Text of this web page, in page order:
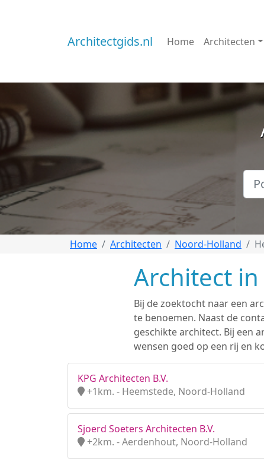
Architectgids.nl Home Architecten
Home Architecten Noord-Holland
Architect
Bij de zoektocht naar een
te benoemen. Naast de
geschikte architect. Bij een
wensen goed op een rij en
KPG Architecten B.V.
+1km. - Heemstede, Noord-Holland
Sjoerd Soeters Architecten B.V.
+2km. - Aerdenhout, Noord-Holland